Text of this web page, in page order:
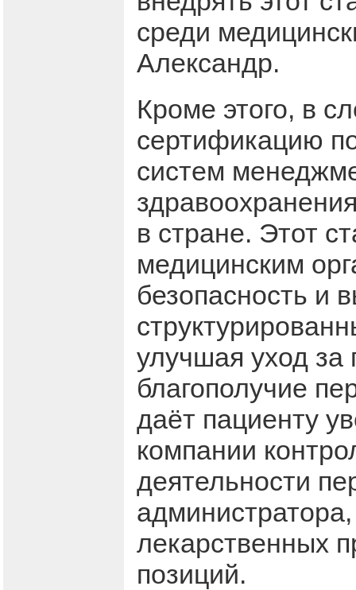
среди
Александр.
Кроме этого, в
сертификацию
систем
в стране. Этот
медицинским
безопасность и
улучшая уход
благополучие
даёт пациенту
компании
деятельности
лекарственных
позиций.